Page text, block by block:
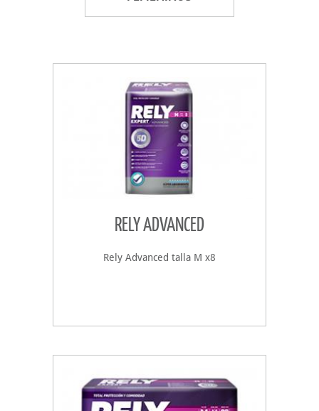
RELY ADVANCED
Rely Advanced talla M x8